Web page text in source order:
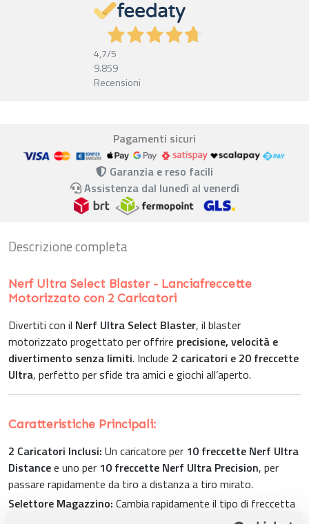
4,7/5
9.859
Recensioni
Pagamenti sicuri
Garanzia e reso facili
Assistenza dal lunedì al venerdì
Descrizione completa
Nerf Ultra Select Blaster - Lanciafreccette
Motorizzato con 2 Caricatori
Divertiti con il Nerf Ultra Select Blaster, il blaster
motorizzato progettato per offrire precisione, velocità e
divertimento senza limiti. Include 2 caricatori e 20 freccette
Ultra, perfetto per sfide tra amici e giochi all’aperto.
Caratteristiche Principali:
2 Caricatori Inclusi: Un caricatore per 10 freccette Nerf Ultra
Distancee uno per 10 freccette Nerf Ultra Precision, per
passare rapidamente da tiro a distanza a tiro mirato.
Selettore Magazzino: Cambia rapidamente il tipo di freccetta
, scegliendo tra distanza e